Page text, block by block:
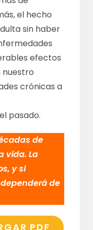
el hecho
sin haber
efectos
nuestro
crónicas a
pasado.
de
vida. La
y si
de
PDF